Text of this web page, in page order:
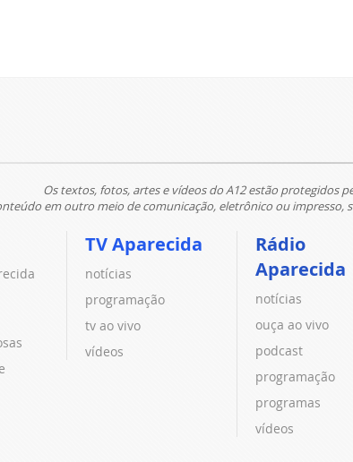
Os textos, fotos, artes e vídeos do A12 estão protegidos
em outro meio de comunicação, eletrônico ou impresso,
TV Aparecida
notícias
programação
tv ao vivo
vídeos
Rádio
Aparecida
notícias
ouça ao vivo
podcast
programação
programas
vídeos